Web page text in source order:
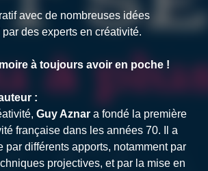
avec de nombreuses idées
des experts en créativité.
à toujours avoir en poche !
:
Guy Aznar a fondé la première
française dans les années 70. Il a
par différents apports, notamment par
projectives, et par la mise en